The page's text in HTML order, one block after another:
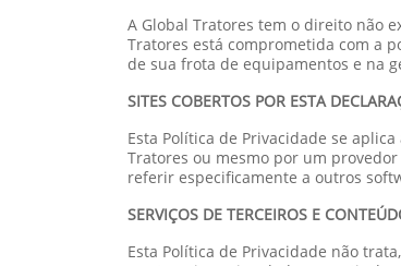
A Global Tratores tem o direito não
Tratores está comprometida com a
de sua frota de equipamentos e na
SITES COBERTOS POR ESTA
Esta Política de Privacidade se
Tratores ou mesmo por um
referir especificamente a outros
SERVIÇOS DE TERCEIROS E
Esta Política de Privacidade não